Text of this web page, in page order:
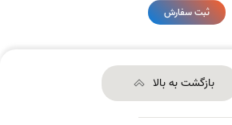
ثبت سفارش
بازگشت به بالا